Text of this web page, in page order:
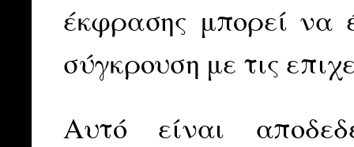
έκφρασης μπορεί να
σύγκρουση με τις
Αυτό είναι